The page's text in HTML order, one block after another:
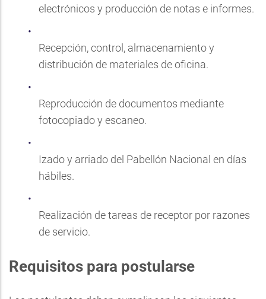
electrónicos y producción de notas e informes.
Recepción, control, almacenamiento y
distribución de materiales de oficina.
Reproducción de documentos mediante
fotocopiado y escaneo.
Izado y arriado del Pabellón Nacional en días
hábiles.
Realización de tareas de receptor por razones
de servicio.
Requisitos para postularse